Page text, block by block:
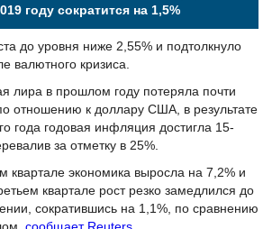
году сократится на 1,5%
до уровня ниже 2,55% и подтолкнуло
валютного кризиса.
лира в прошлом году потеряла почти
отношению к доллару США, в результате
года годовая инфляция достигла 15-
за отметку в 25%.
квартале экономика выросла на 7,2% и
квартале рост резко замедлился до
сократившись на 1,1%, по сравнению